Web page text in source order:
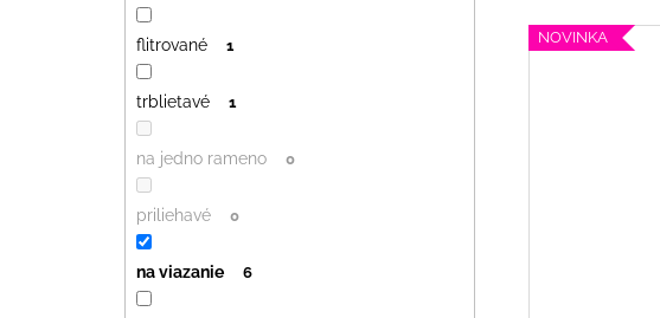
flitrované 1
trblietavé 1
na jedno rameno 0
priliehavé 0
na viazanie 6
NOVINKA